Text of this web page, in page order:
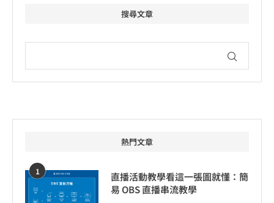
搜尋文章
熱門文章
1
直播活動教學看這一張圖就懂：簡
易 OBS 直播串流教學